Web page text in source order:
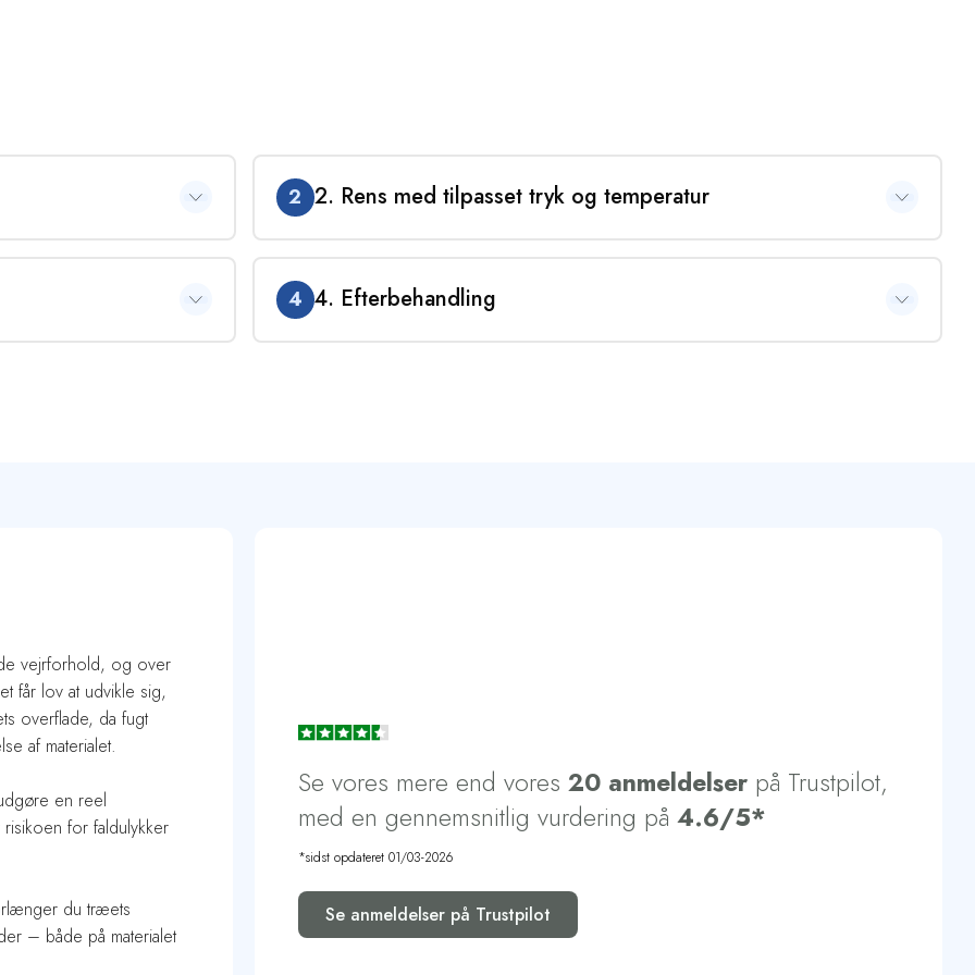
via billeder eller ved en
til resultat og eventuel
eller om vi skal
2 2. Rens med tilpasset tryk og temperatur
Selve rensningen udføres med udgangspunkt i træets tilstand og type. Vi justerer både tryk og
temperatur på vandet for at sikre en skånsom rensning, uden at skade træets overflade.
4 4. Efterbehandling
vejrforhold, og over
får lov at udvikle sig,
overflade, da fugt
af materialet.
en reel
for faldulykker
du træets
– både på materialet
Se vores mere end vores 20 anmeldelser på Trustpilot,
med en gennemsnitlig vurdering på 4.6/5*
*sidst opdateret 01/03-2026
Se anmeldelser på Trustpilot